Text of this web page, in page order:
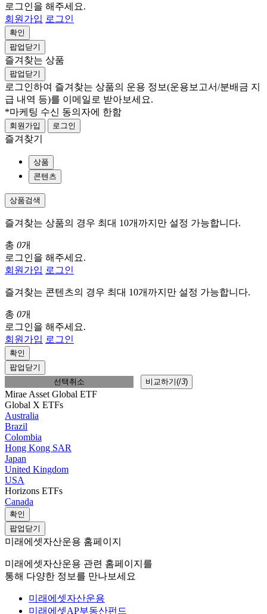
로그인을 해주세요.
회원가입 로그인
확인
팝업닫기
즐겨찾는 상품
팝업닫기
로그인하여 즐겨찾는 상품의 운용 정보(운용보고서/분배금 지
급 내역 등)를 이메일로 받아보세요.
*마케팅 수신 동의자에 한함
회원가입 로그인
즐겨찾기
상품
콘텐츠
상품검색
즐겨찾는 상품의 경우 최대 10개까지만 설정 가능합니다.
총 0개
로그인을 해주세요.
회원가입 로그인
즐겨찾는 콘텐츠의 경우 최대 10개까지만 설정 가능합니다.
총 0개
로그인을 해주세요.
회원가입 로그인
확인
팝업닫기
선택취소
비교하기(/3)
Mirae Asset Global ETF
Global X ETFs
Australia
Brazil
Colombia
Hong Kong SAR
Japan
United Kingdom
USA
Horizons ETFs
Canada
확인
팝업닫기
미래에셋자산운용 홈페이지
미래에셋자산운용 관련 홈페이지를
통해 다양한 정보를 만나보세요
미래에셋자산운용
미래에셋AP부동산펀드